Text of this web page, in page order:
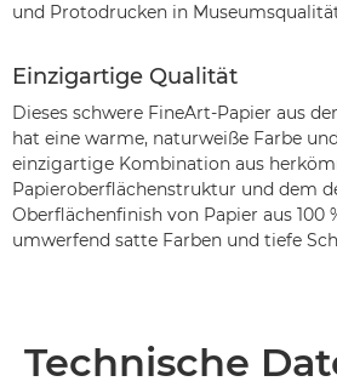
und Protodrucken in
Einzigartige Qualität
Dieses schwere FineArt-Papier aus
hat eine warme, naturweiße Farbe
einzigartige Kombination aus
Papieroberflächenstruktur und dem
Oberflächenfinish von Papier aus 100
umwerfend satte Farben und tiefe
Technische